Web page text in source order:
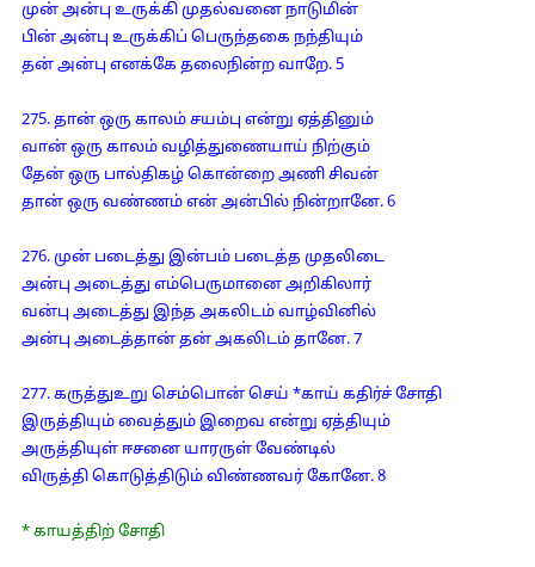
முன் அன்பு உருக்கி முதல்வனை நாடுமின்
பின் அன்பு உருக்கிப் பெருந்தகை நந்தியும்
தன் அன்பு எனக்கே தலைநின்ற வாறே. 5
275. தான் ஒரு காலம் சயம்பு என்று ஏத்தினும்
வான் ஒரு காலம் வழித்துணையாய் நிற்கும்
தேன் ஒரு பால்திகழ் கொன்றை அணி சிவன்
தான் ஒரு வண்ணம் என் அன்பில் நின்றானே. 6
276. முன் படைத்து இன்பம் படைத்த முதலிடை
அன்பு அடைத்து எம்பெருமானை அறிகிலார்
வன்பு அடைத்து இந்த அகலிடம் வாழ்வினில்
அன்பு அடைத்தான் தன் அகலிடம் தானே. 7
277. கருத்துஉறு செம்பொன் செய் *காய் கதிர்ச் சோதி
இருத்தியும் வைத்தும் இறைவ என்று ஏத்தியும்
அருத்தியுள் ஈசனை யாரருள் வேண்டில்
விருத்தி கொடுத்திடும் விண்ணவர் கோனே. 8
* காயத்திற் சோதி